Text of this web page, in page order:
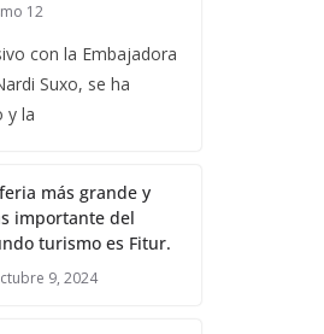
12
con la Embajadora
Suxo, se ha
y la
más grande y
importante del
turismo es Fitur.
9, 2024